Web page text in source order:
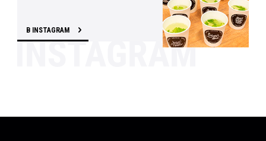
В INSTAGRAM